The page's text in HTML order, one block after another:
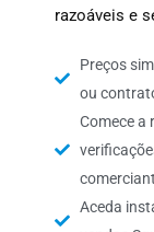
razoáveis e
Preços
ou
Comece a
Aceda